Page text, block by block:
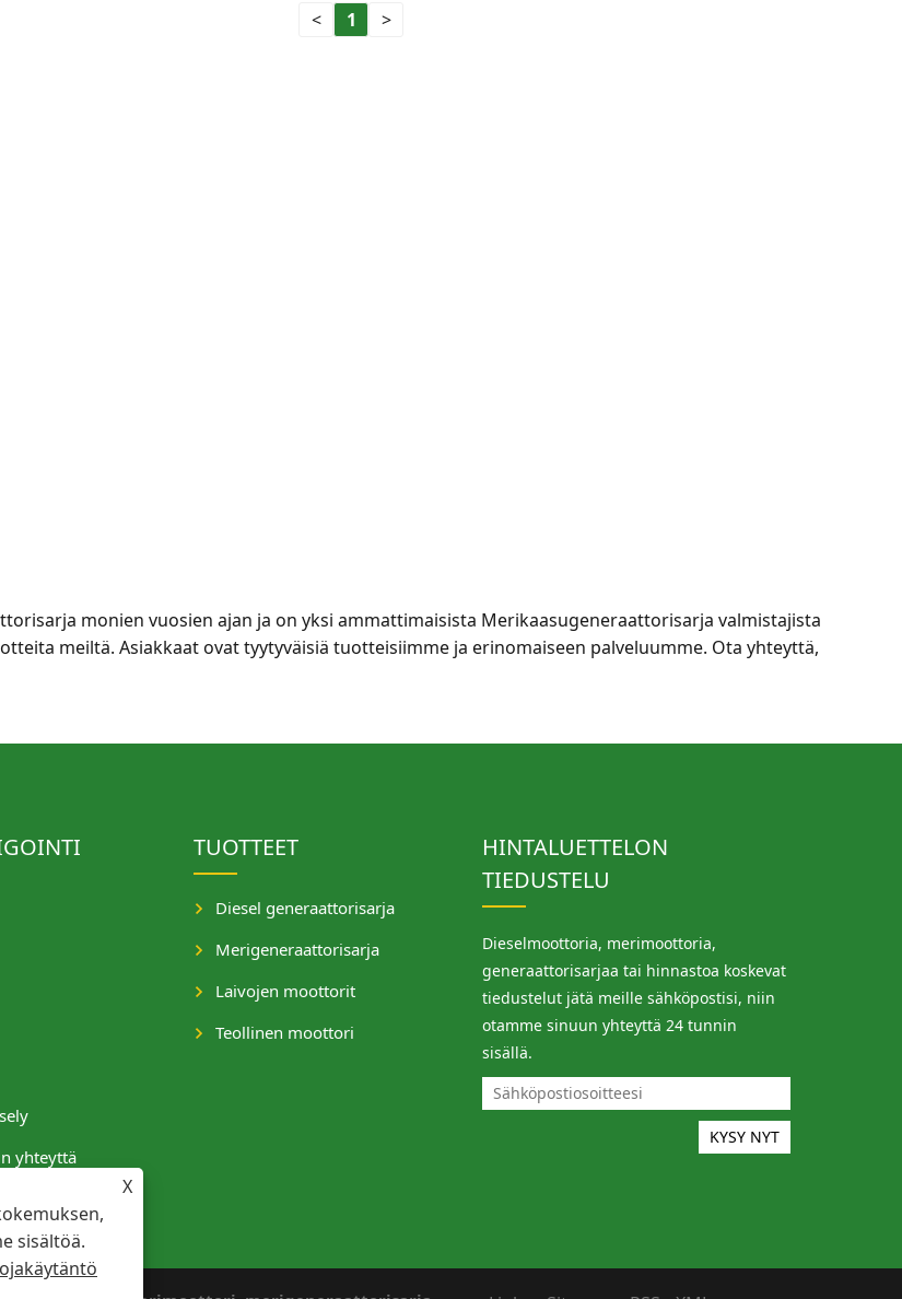
< 1 >
monien vuosien ajan ja on yksi ammattimaisista Merikaasugeneraattorisarja valmistajista
meiltä. Asiakkaat ovat tyytyväisiä tuotteisiimme ja erinomaiseen palveluumme. Ota yhteyttä,
X
sisältöä.
yhteyttä
TUOTTEET
Diesel generaattorisarja
Merigeneraattorisarja
Laivojen moottorit
Teollinen moottori
HINTALUETTELON
TIEDUSTELU
Dieselmoottoria, merimoottoria,
generaattorisarjaa tai hinnastoa koskevat
tiedustelut jätä meille sähköpostisi, niin
otamme sinuun yhteyttä 24 tunnin
sisällä.